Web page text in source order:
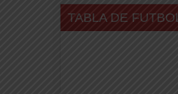
TABLA DE FUTBOL